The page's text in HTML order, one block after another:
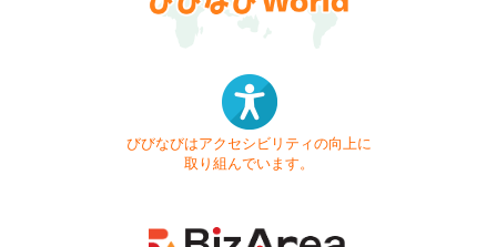
びびなびはアクセシビリティの向上に
取り組んでいます。